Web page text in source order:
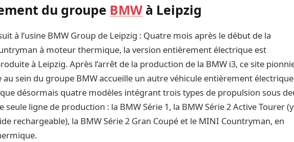
du groupe BMW à Leipzig
à l’usine BMW Group de Leipzig : Quatre mois après le début de la
à moteur thermique, la version entièrement électrique est
à Leipzig. Après l’arrêt de la production de la BMW i3, ce site
sein du groupe BMW accueille un autre véhicule entièrement électrique
désormais quatre modèles intégrant trois types de propulsion sous
ligne de production : la BMW Série 1, la BMW Série 2 Active Tourer (y
rechargeable), la BMW Série 2 Gran Coupé et le MINI Countryman, en